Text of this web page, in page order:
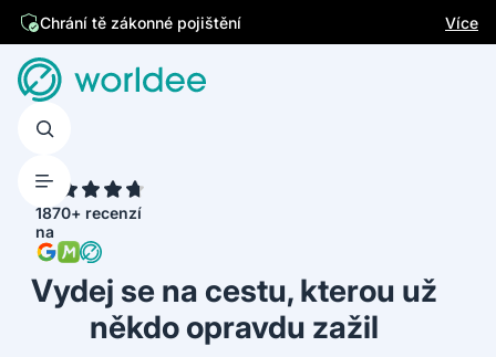
Chrání tě zákonné pojištění
Více
1870+ recenzí
na
Vydej se na cestu, kterou už
někdo opravdu zažil